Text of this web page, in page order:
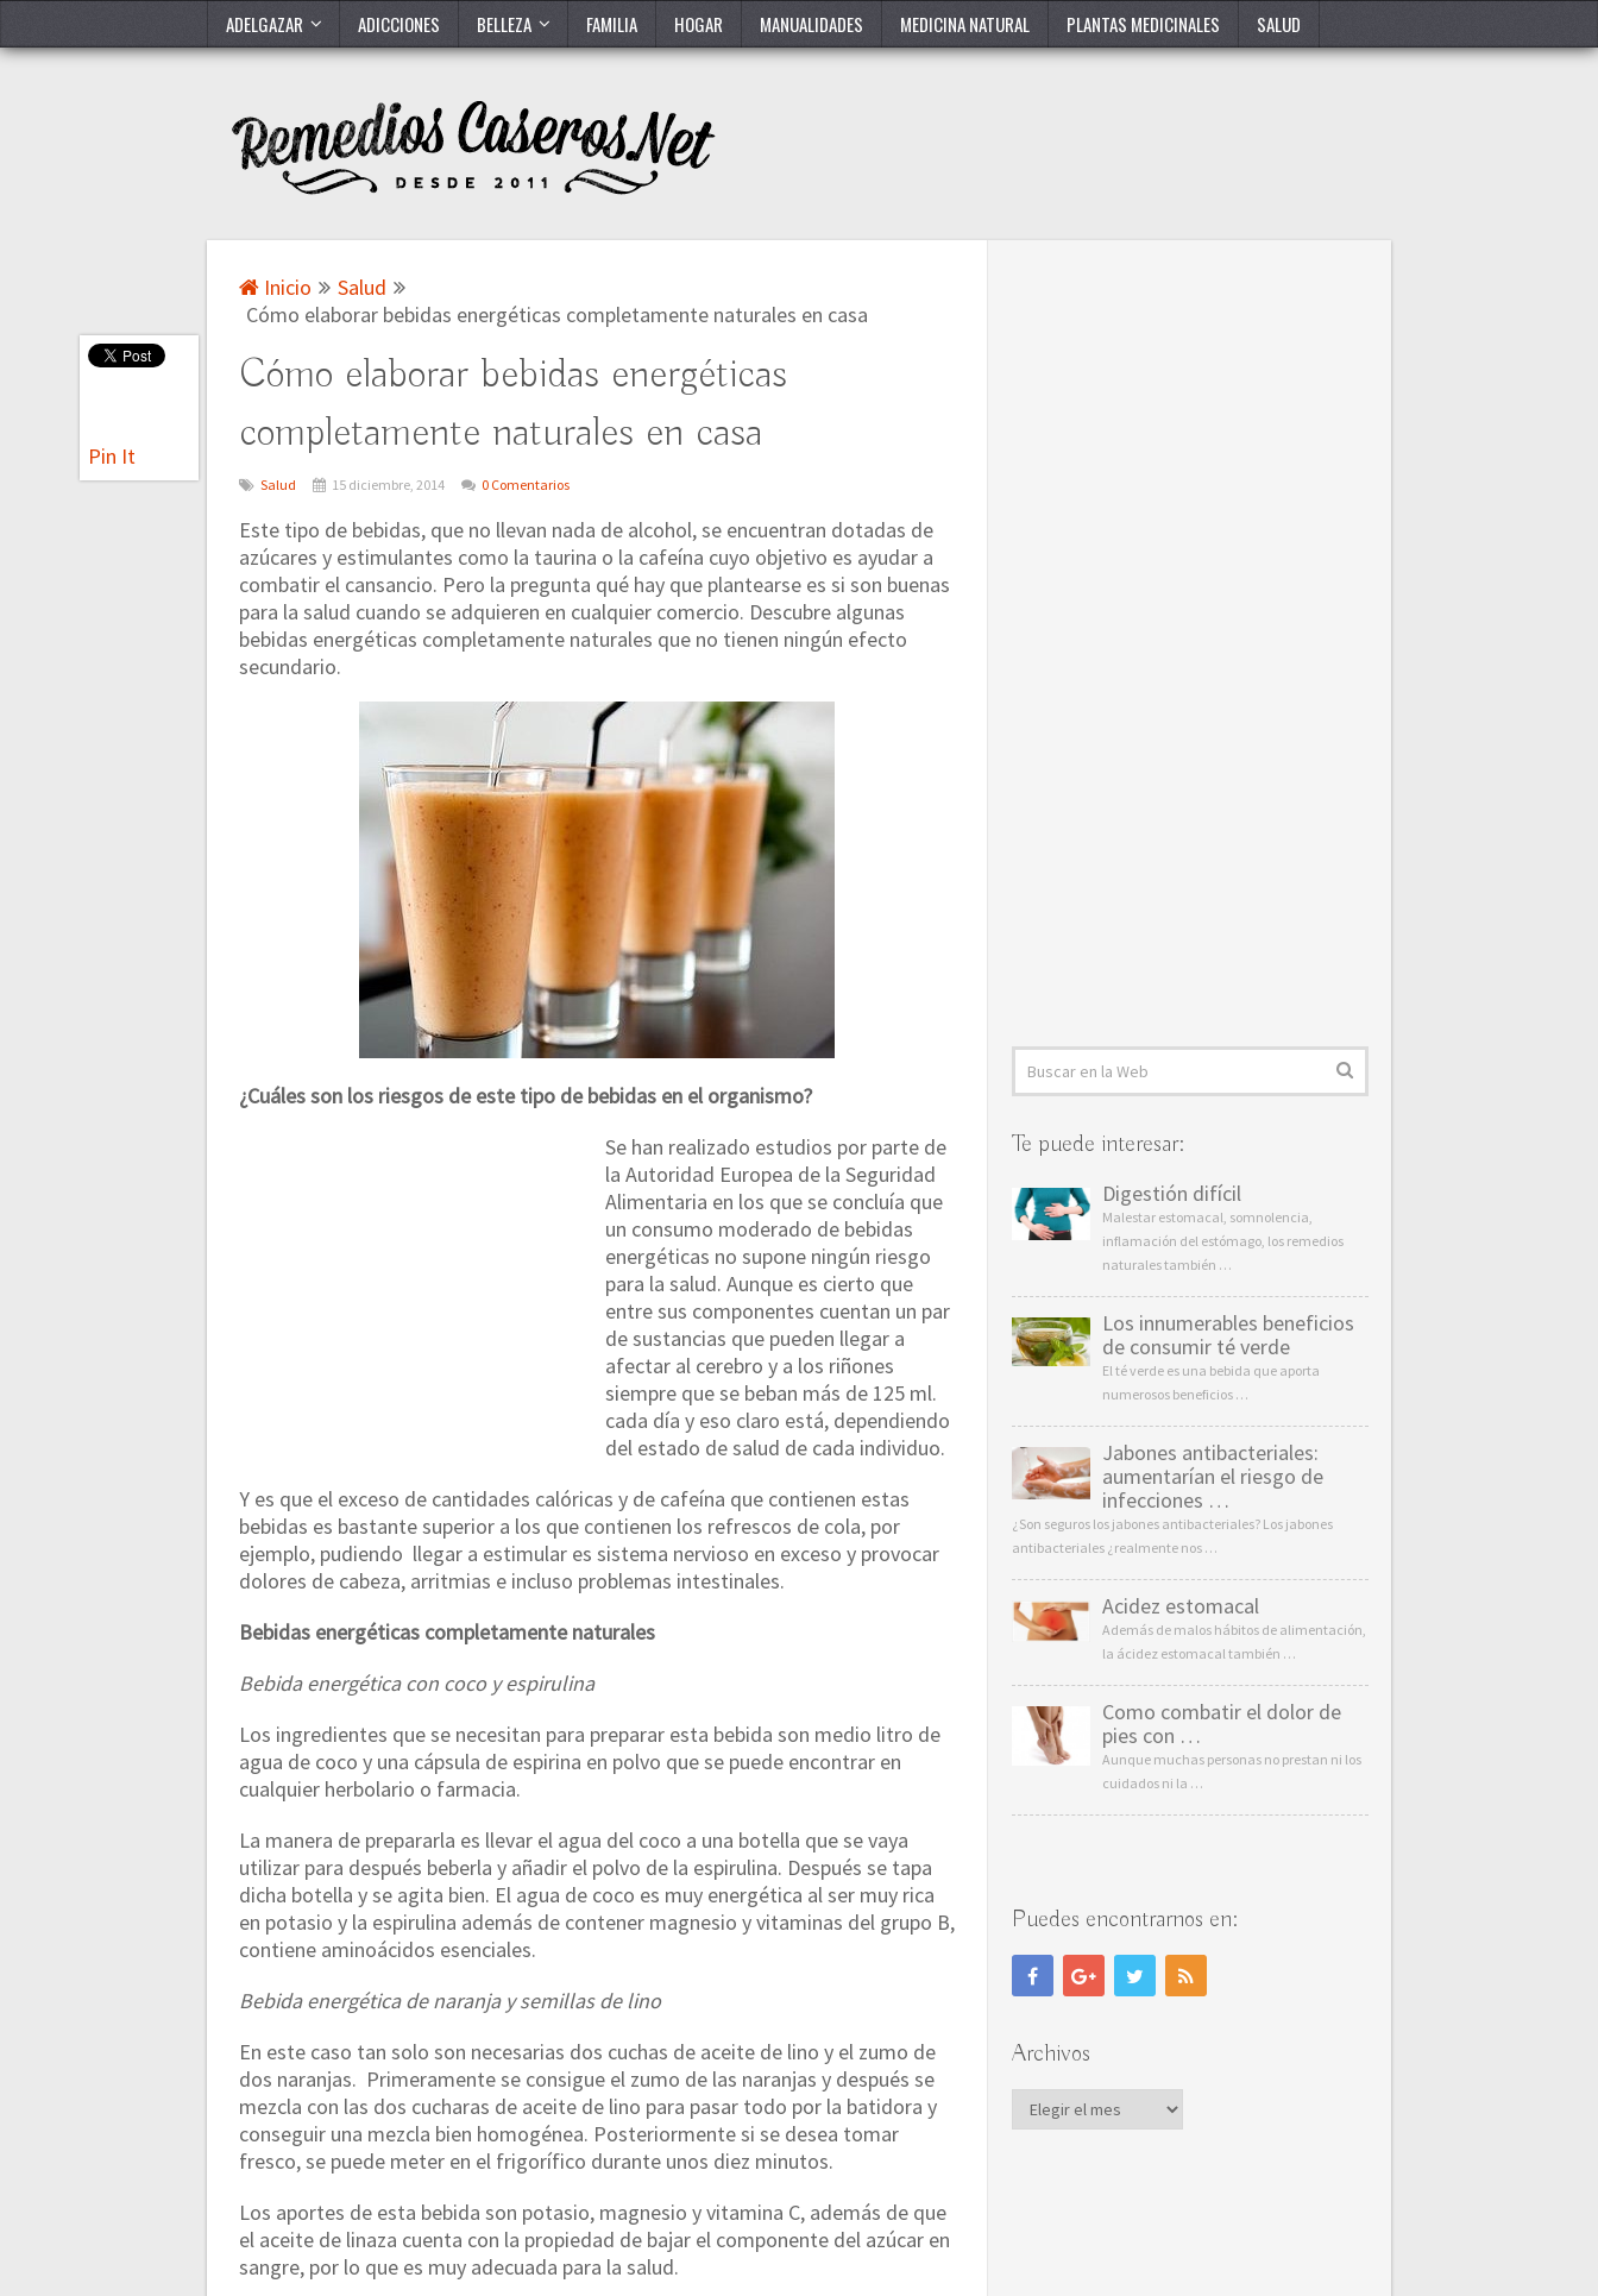
ADELGAZAR ADICCIONES BELLEZA FAMILIA HOGAR MANUALIDADES MEDICINA NATURAL PLANTAS MEDICINALES SALUD
Inicio
Salud
Cómo elaborar bebidas energéticas completamente naturales en casa
Cómo elaborar bebidas energéticas
completamente naturales en casa
Salud 15 diciembre, 2014 0 Comentarios
Este tipo de bebidas, que no llevan nada de alcohol, se encuentran dotadas de
azúcares y estimulantes como la taurina o la cafeína cuyo objetivo es ayudar a
combatir el cansancio. Pero la pregunta qué hay que plantearse es si son buenas
para la salud cuando se adquieren en cualquier comercio. Descubre algunas
bebidas energéticas completamente naturales que no tienen ningún efecto
secundario.
¿Cuáles son los riesgos de este tipo de bebidas en el organismo?
Se han realizado estudios por parte de
la Autoridad Europea de la Seguridad
Alimentaria en los que se concluía que
un consumo moderado de bebidas
energéticas no supone ningún riesgo
para la salud. Aunque es cierto que
entre sus componentes cuentan un par
de sustancias que pueden llegar a
afectar al cerebro y a los riñones
siempre que se beban más de 125 ml.
cada día y eso claro está, dependiendo
del estado de salud de cada individuo.
Y es que el exceso de cantidades calóricas y de cafeína que contienen estas
bebidas es bastante superior a los que contienen los refrescos de cola, por
ejemplo, pudiendo llegar a estimular es sistema nervioso en exceso y provocar
dolores de cabeza, arritmias e incluso problemas intestinales.
Bebidas energéticas completamente naturales
Bebida energética con coco y espirulina
Los ingredientes que se necesitan para preparar esta bebida son medio litro de
agua de coco y una cápsula de espirina en polvo que se puede encontrar en
cualquier herbolario o farmacia.
La manera de prepararla es llevar el agua del coco a una botella que se vaya
utilizar para después beberla y añadir el polvo de la espirulina. Después se tapa
dicha botella y se agita bien. El agua de coco es muy energética al ser muy rica
en potasio y la espirulina además de contener magnesio y vitaminas del grupo B,
contiene aminoácidos esenciales.
Bebida energética de naranja y semillas de lino
En este caso tan solo son necesarias dos cuchas de aceite de lino y el zumo de
dos naranjas. Primeramente se consigue el zumo de las naranjas y después se
mezcla con las dos cucharas de aceite de lino para pasar todo por la batidora y
conseguir una mezcla bien homogénea. Posteriormente si se desea tomar
fresco, se puede meter en el frigorífico durante unos diez minutos.
Los aportes de esta bebida son potasio, magnesio y vitamina C, además de que
el aceite de linaza cuenta con la propiedad de bajar el componente del azúcar en
sangre, por lo que es muy adecuada para la salud.
Pin It
Te puede interesar:
Digestión difícil
Malestar estomacal, somnolencia,
inflamación del estómago, los remedios
naturales también …
Los innumerables beneficios
de consumir té verde
El té verde es una bebida que aporta
numerosos beneficios …
Jabones antibacteriales:
aumentarían el riesgo de
infecciones …
¿Son seguros los jabones antibacteriales? Los jabones
antibacteriales ¿realmente nos …
Acidez estomacal
Además de malos hábitos de alimentación,
la ácidez estomacal también …
Como combatir el dolor de
pies con …
Aunque muchas personas no prestan ni los
cuidados ni la …
Puedes encontrarnos en:
Archivos
Archivos